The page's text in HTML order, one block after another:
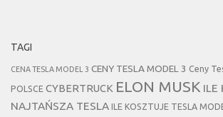
TAGI
CENA TESLA MODEL 3 CENY TESLA MODEL 3 Ceny
POLSCE CYBERTRUCK ELON MUSK ILE
NAJTAŃSZA TESLA
ILE KOSZTUJE TESLA